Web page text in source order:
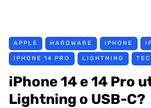
APPLE HARDWARE IPHONE
IPHONE 14 PRO LIGHTNING
iPhone 14 e 14 Pro
Lightning o USB-C?